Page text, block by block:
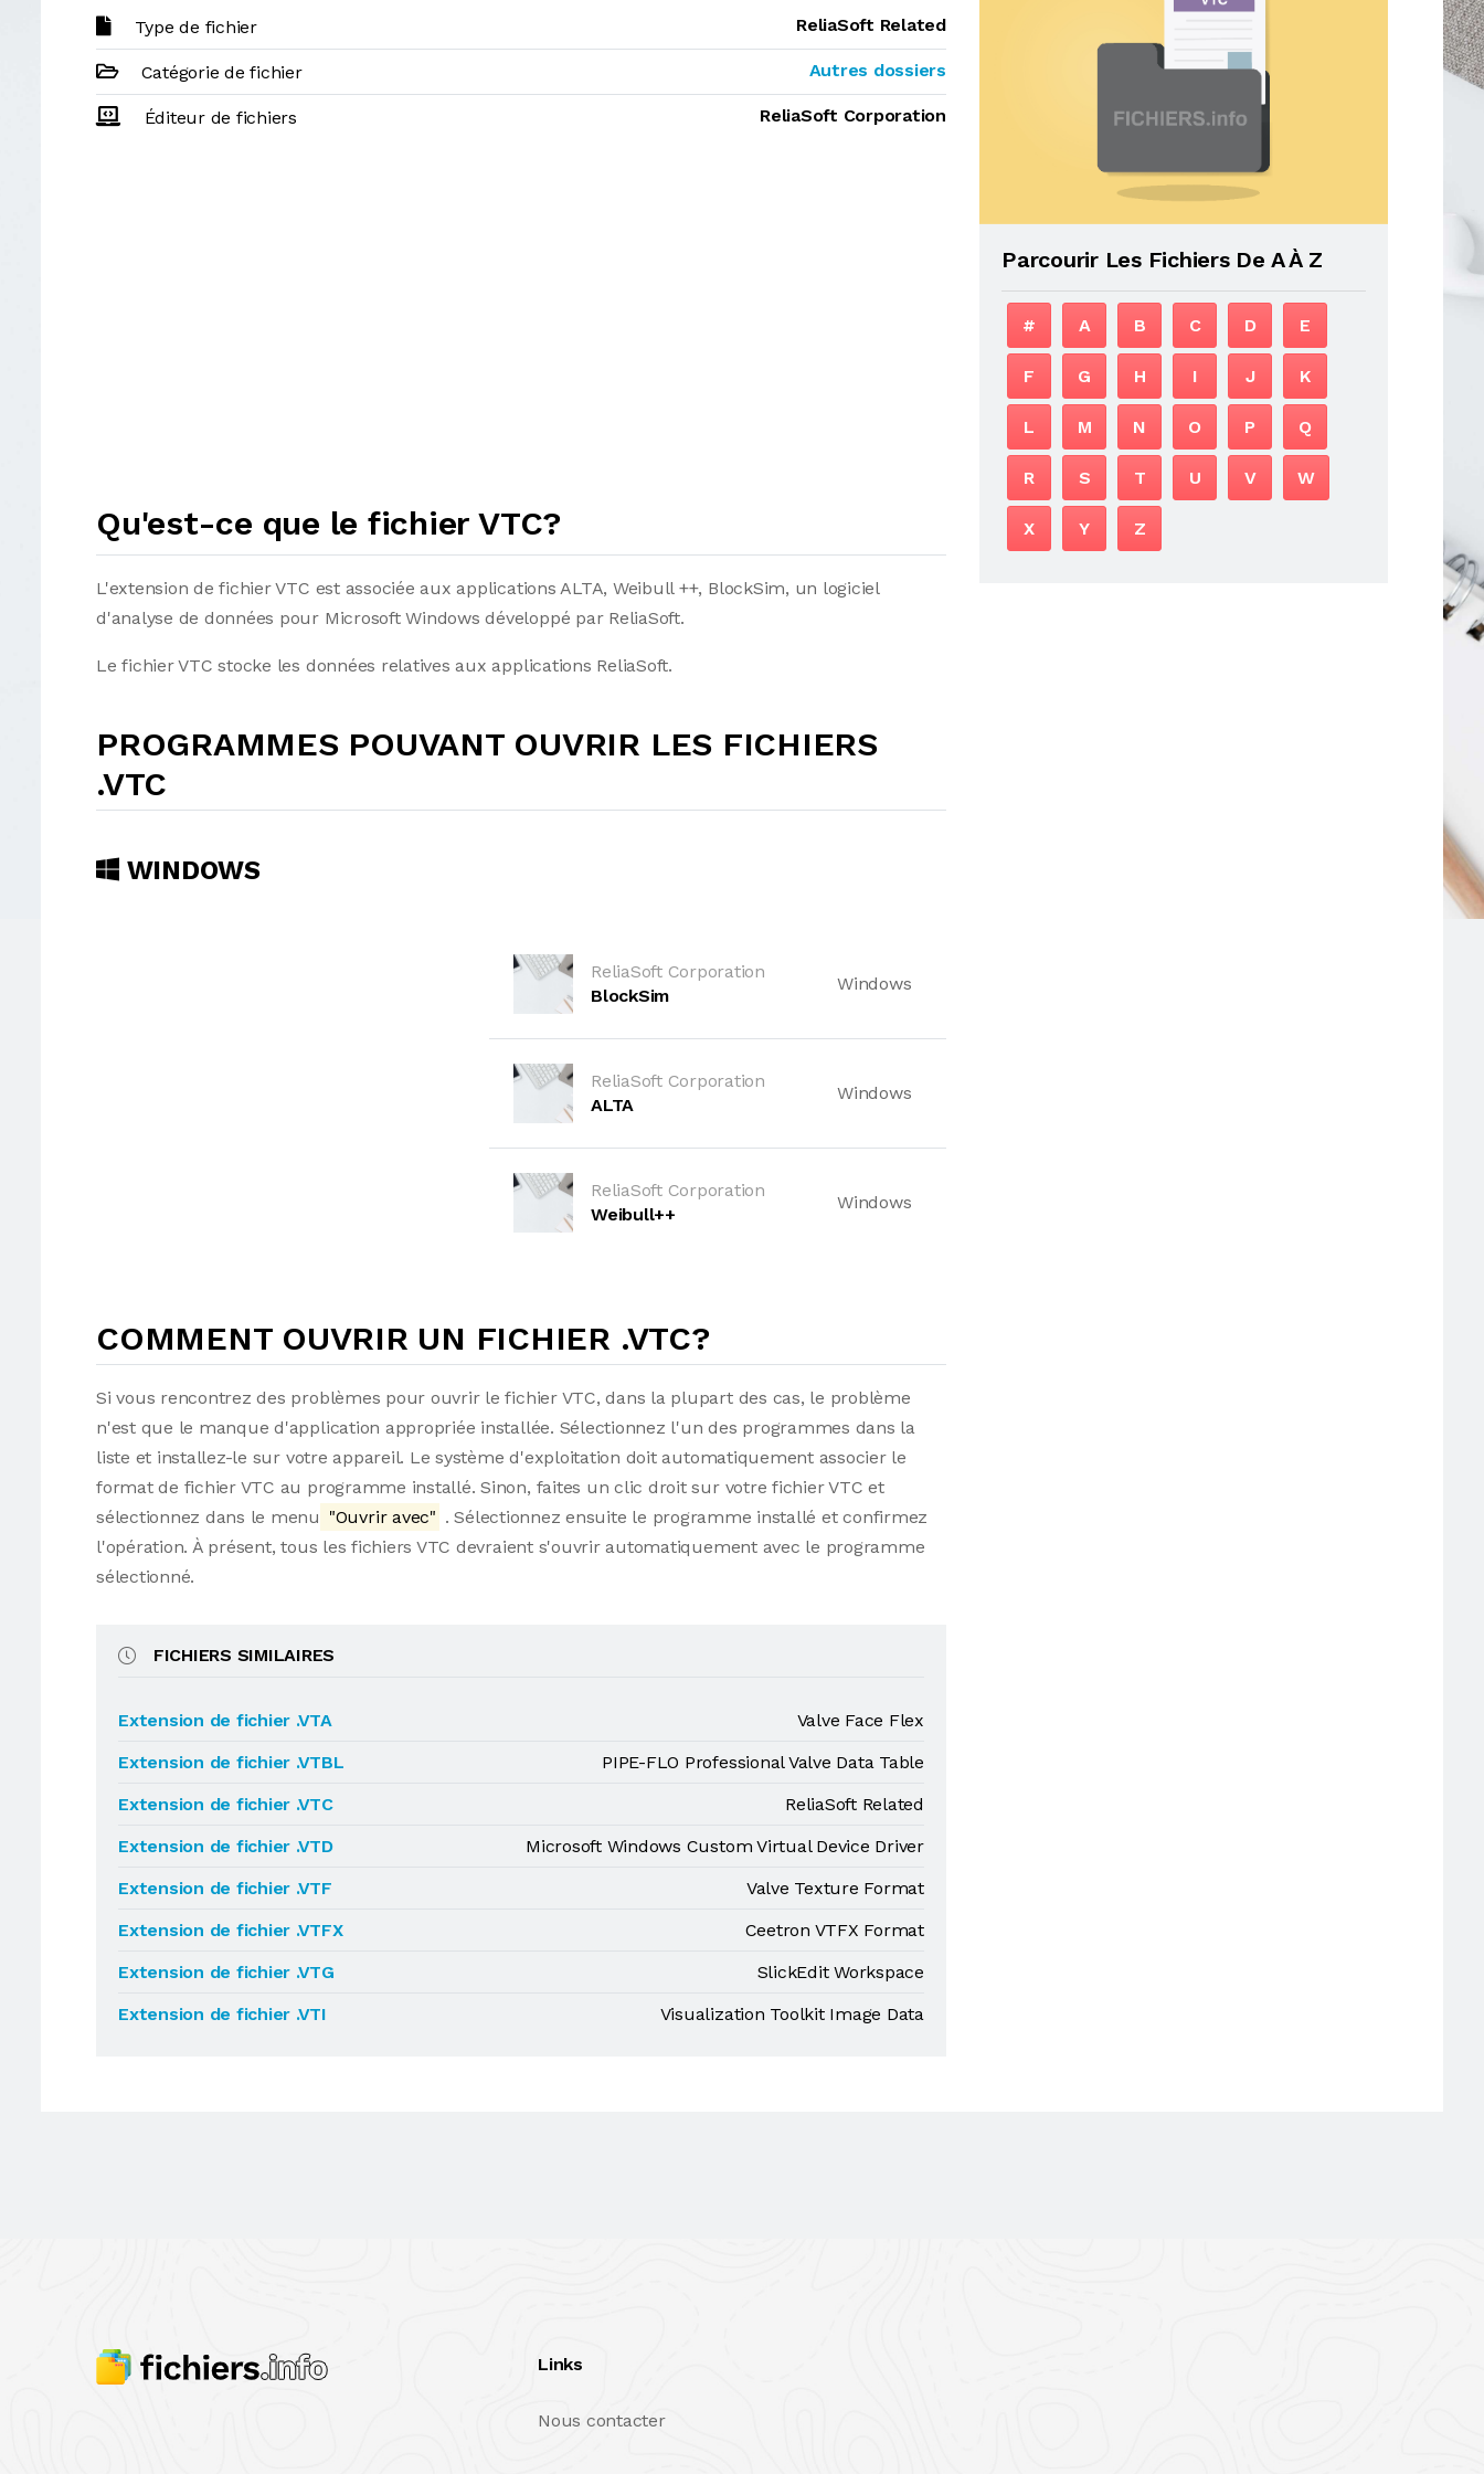
Type de fichier ReliaSoft Related
Catégorie de fichier Autres dossiers
Éditeur de fichiers ReliaSoft Corporation
Qu'est-ce que le fichier VTC?
L'extension de fichier VTC est associée aux applications ALTA, Weibull ++, BlockSim, un logiciel
d'analyse de données pour Microsoft Windows développé par ReliaSoft.
Le fichier VTC stocke les données relatives aux applications ReliaSoft.
PROGRAMMES POUVANT OUVRIR LES FICHIERS
.VTC
WINDOWS
ReliaSoft Corporation
BlockSim
Windows
ReliaSoft Corporation
ALTA
Windows
ReliaSoft Corporation
Weibull++
Windows
COMMENT OUVRIR UN FICHIER .VTC?
Si vous rencontrez des problèmes pour ouvrir le fichier VTC, dans la plupart des cas, le problème
n'est que le manque d'application appropriée installée. Sélectionnez l'un des programmes dans la
liste et installez-le sur votre appareil. Le système d'exploitation doit automatiquement associer le
format de fichier VTC au programme installé. Sinon, faites un clic droit sur votre fichier VTC et
sélectionnez dans le menu "Ouvrir avec" . Sélectionnez ensuite le programme installé et confirmez
l'opération. À présent, tous les fichiers VTC devraient s'ouvrir automatiquement avec le programme
sélectionné.
FICHIERS SIMILAIRES
Extension de fichier .VTA
Valve Face Flex
Extension de fichier .VTBL
PIPE-FLO Professional Valve Data Table
Extension de fichier .VTC
ReliaSoft Related
Extension de fichier .VTD
Microsoft Windows Custom Virtual Device Driver
Extension de fichier .VTF
Valve Texture Format
Extension de fichier .VTFX
Ceetron VTFX Format
Extension de fichier .VTG
SlickEdit Workspace
Extension de fichier .VTI
Visualization Toolkit Image Data
Parcourir Les Fichiers De A À Z
# A B C D E
F G H I J K
L M N O P Q
R S T U V W
X Y Z
Links
Nous contacter